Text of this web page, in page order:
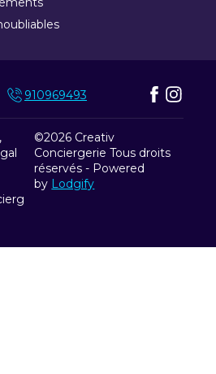
910969493
©2026 Creativ
Conciergerie Tous droits
réservés - Powered
by Lodgify